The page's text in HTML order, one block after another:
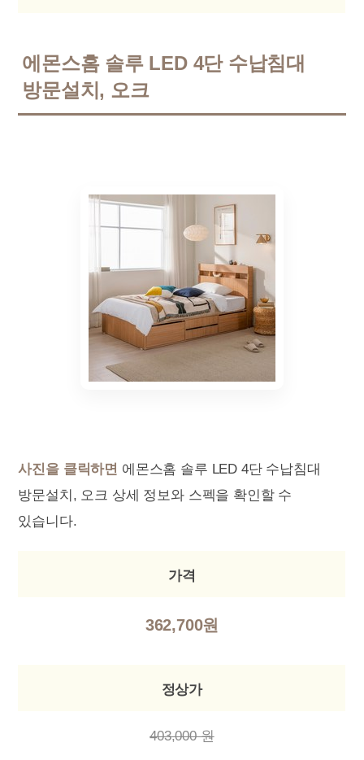
에몬스홈 솔루 LED 4단 수납침대
방문설치, 오크
사진을 클릭하면 에몬스홈 솔루 LED 4단 수납침대
방문설치, 오크 상세 정보와 스펙을 확인할 수
있습니다.
가격
362,700원
정상가
403,000 원